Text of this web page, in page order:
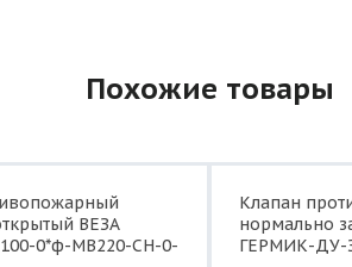
Похожие товары
ВЕЗА
0*ф-МВ220-СН-0-
Клапан
нормально
ГЕРМИК-ДУ-